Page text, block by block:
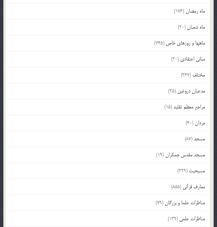
ماه رمضان(176)
ماه شعبان(20)
ماهها و روزهای خاص (745)
مبانی اعتقادی (20)
مختلف (367)
مدعیان دروغین (25)
مراجع معظم تقلید(15)
مردان(40)
مسجد(87)
مسجد مقدس جمکران(19)
مسیحیت (229)
معارف قرآنی (855)
مناظرات علما و بزرگان(79)
مناظرات علمی (139)